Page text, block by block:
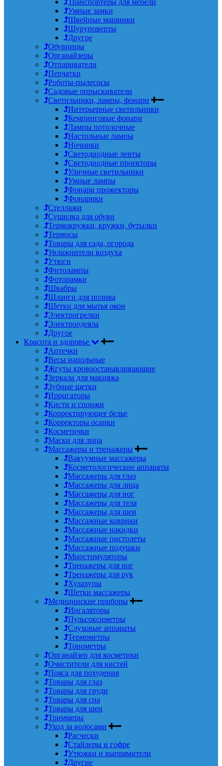
Умные замки
Швейные машинки
Шуруповерты
Другое
Обувницы
Органайзеры
Отпариватели
Перчатки
Роботы-пылесосы
Садовые опрыскиватели
Светильники, лампы, фонари
Интерьерные светильники
Кемпинговые фонари
Лампы потолочные
Настольные лампы
Ночники
Светодиодные ленты
Светодиодные проекторы
Уличные светильники
Умные лампы
Фонари прожекторы
Фонарики
Стеллажи
Сушилка для обуви
Термокружки, кружки, бутылки
Термосы
Товары для сада, огорода
Увлажнители воздуха
Утюги
Фитолампы
Фоторамки
Швабры
Шланги для полива
Щетки для мытья окон
Электрогрелки
Электроодеяла
Другое
Красота и здоровье
Аптечки
Весы напольные
Жгуты кровоостанавливающие
Зеркала для макияжа
Зубные щетки
Ирригаторы
Кисти и спонжи
Корректирующее белье
Корректоры осанки
Косметички
Маски для лица
Массажеры и тренажеры
Вакуумные массажеры
Косметологические аппараты
Массажеры для глаз
Массажеры для лица
Массажеры для ног
Массажеры для тела
Массажеры для шеи
Массажные коврики
Массажные накидки
Массажные пистолеты
Массажные подушки
Миостимуляторы
Тренажеры для ног
Тренажеры для рук
Хулахупы
Щетки массажеры
Медицинские приборы
Ингаляторы
Пульсоксиметры
Слуховые аппараты
Термометры
Тонометры
Органайзер для косметики
Очистители для кистей
Пояса для похудения
Товары для глаз
Товары для груди
Товары для сна
Товары для шеи
Триммеры
Уход за волосами
Расчески
Стайлеры и гофре
Утюжки и выпрямители
Другие